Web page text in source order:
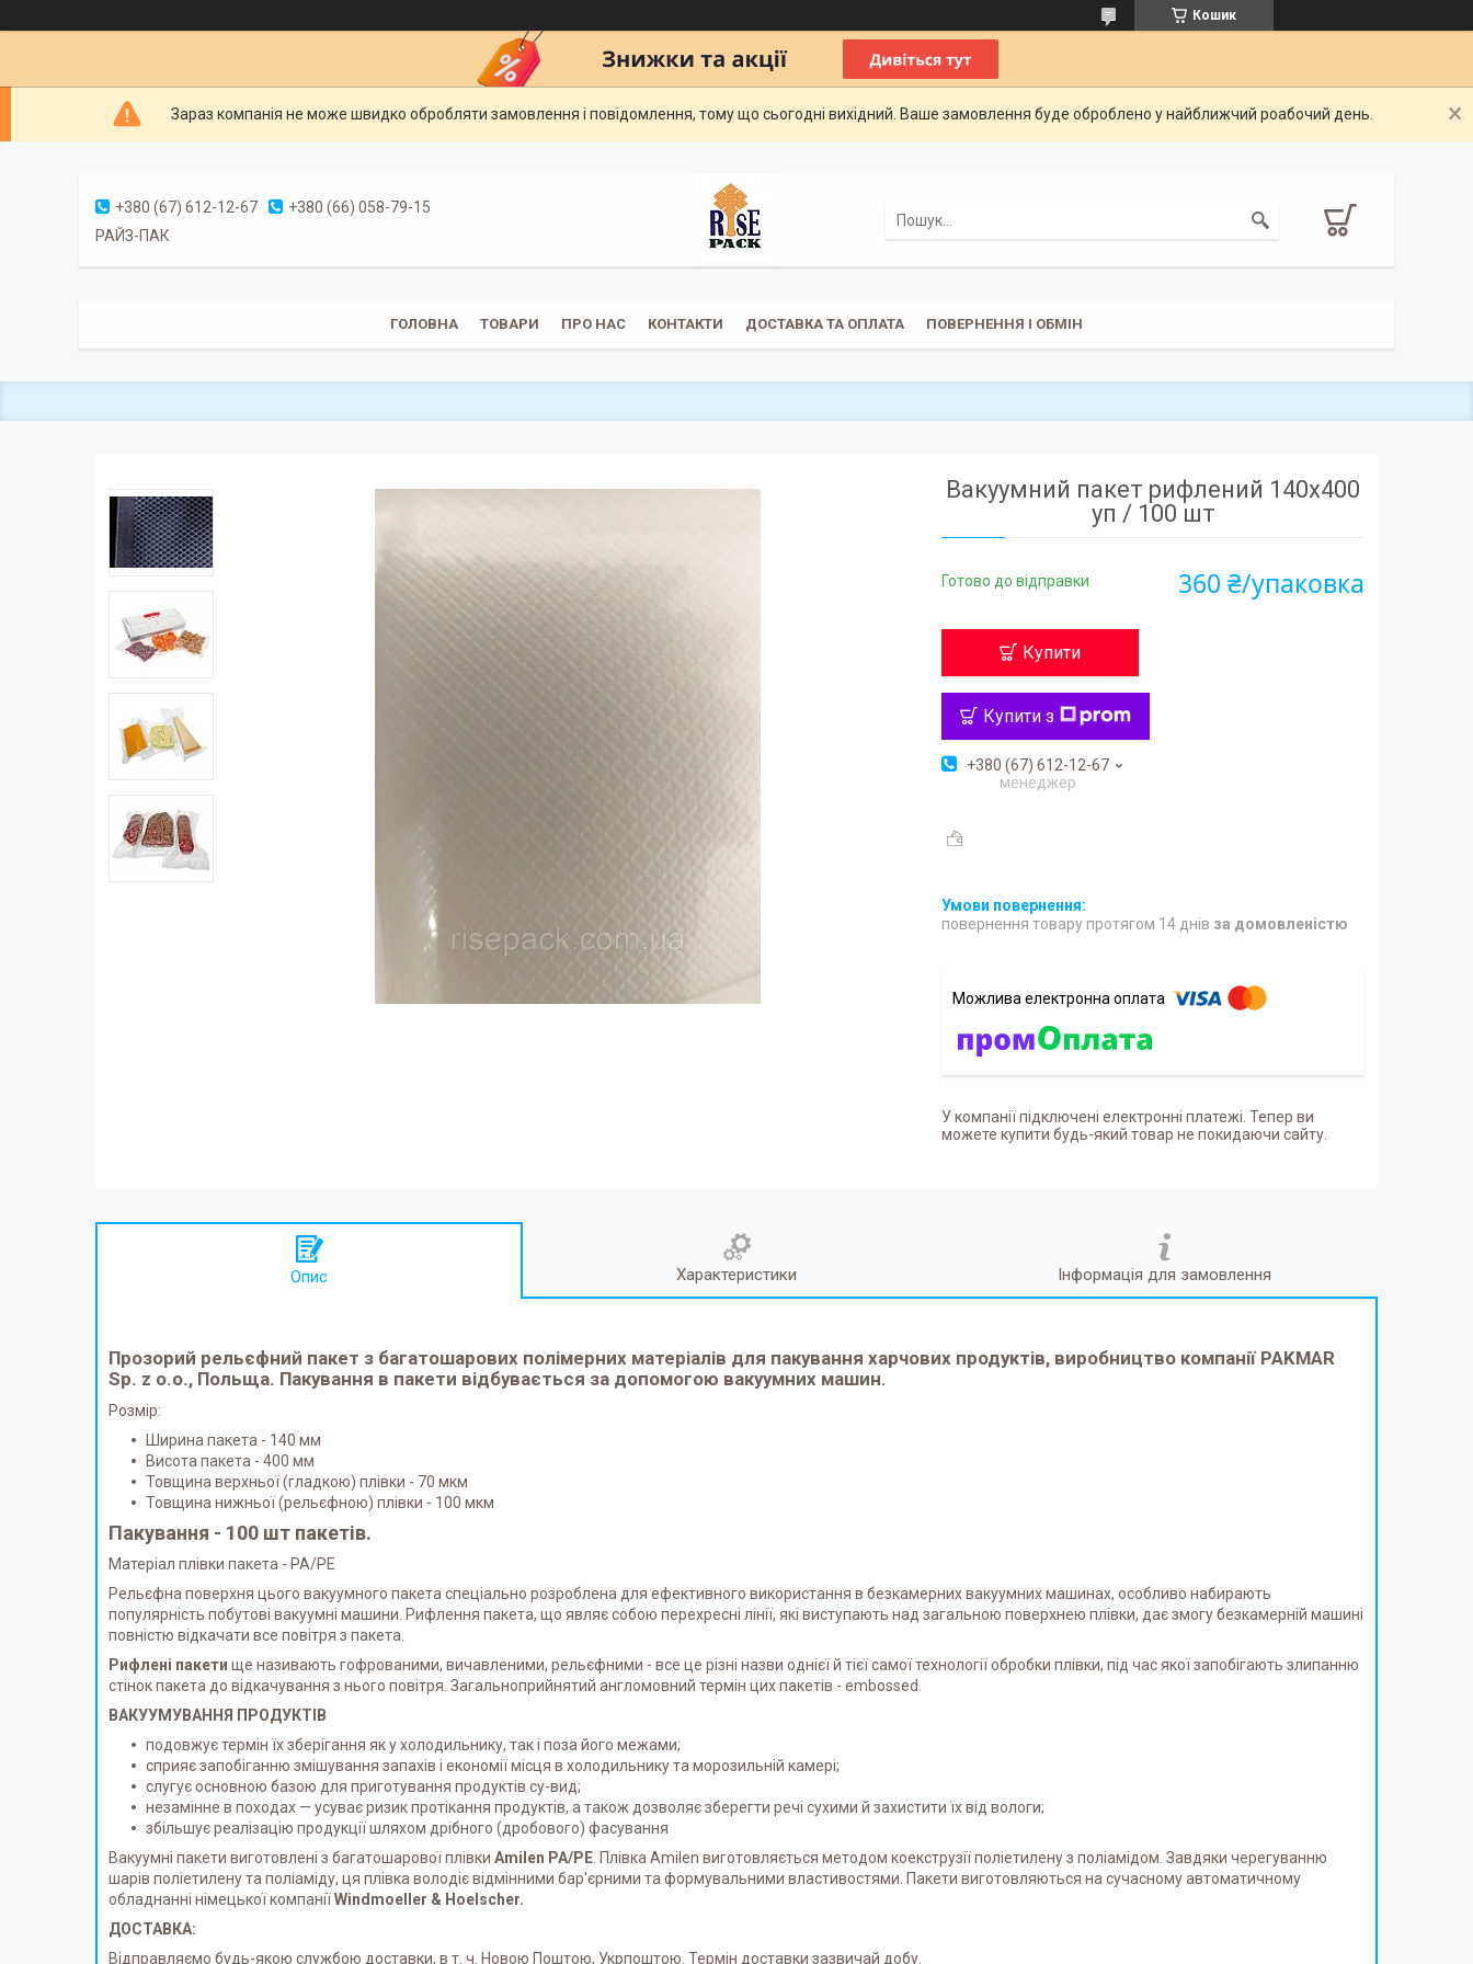
Кошик
Зараз компанія не може швидко обробляти замовлення і повідомлення, тому що сьогодні вихідний. Ваше замовлення буде оброблено у найближчий роабочий день.
+380 (67) 612-12-67
+380 (66) 058-79-15
РАЙЗ-ПАК
ГОЛОВНА ТОВАРИ ПРО НАС КОНТАКТИ ДОСТАВКА ТА ОПЛАТА ПОВЕРНЕННЯ І ОБМІН
Вакуумний пакет рифлений 140х400
уп / 100 шт
Готово до відправки 360 ₴/упаковка
Купити
Купити з
+380 (67) 612-12-67
менеджер
повернення товару протягом 14 днів за домовленістю
У компанії підключені електронні платежі. Тепер ви
можете купити будь-який товар не покидаючи сайту.
Опис Характеристики Інформація для замовлення
Прозорий рельєфний пакет з багатошарових полімерних матеріалів для пакування харчових продуктів, виробництво компанії PAKMAR
Sp. z o.o., Польща. Пакування в пакети відбувається за допомогою вакуумних машин.
Розмір:
Ширина пакета - 140 мм
Висота пакета - 400 мм
Товщина верхньої (гладкою) плівки - 70 мкм
Товщина нижньої (рельєфною) плівки - 100 мкм
Пакування - 100 шт пакетів.
Матеріал плівки пакета - РА/РЕ
Рельєфна поверхня цього вакуумного пакета спеціально розроблена для ефективного використання в безкамерних вакуумних машинах, особливо набирають
популярність побутові вакуумні машини. Рифлення пакета, що являє собою перехресні лінії, які виступають над загальною поверхнею плівки, дає змогу безкамерній машині
повністю відкачати все повітря з пакета.
Рифлені пакети ще називають гофрованими, вичавленими, рельєфними - все це різні назви однієї й тієї самої технології обробки плівки, під час якої запобігають злипанню
стінок пакета до відкачування з нього повітря. Загальноприйнятий англомовний термін цих пакетів - embossed.
ВАКУУМУВАННЯ ПРОДУКТІВ
подовжує термін їх зберігання як у холодильнику, так і поза його межами;
сприяє запобіганню змішування запахів і економії місця в холодильнику та морозильній камері;
слугує основною базою для приготування продуктів су-вид;
незамінне в походах — усуває ризик протікання продуктів, а також дозволяє зберегти речі сухими й захистити їх від вологи;
збільшує реалізацію продукції шляхом дрібного (дробового) фасування
Вакуумні пакети виготовлені з багатошарової плівки Amilen PA/PE . Плівка Amilen виготовляється методом коекструзії поліетилену з поліамідом. Завдяки черегуванню
шарів поліетилену та поліаміду, ця плівка володіє відмінними бар'єрними та формувальними властивостями. Пакети виготовляються на сучасному автоматичному
обладнанні німецької компаніїWindmoeller & Hoelscher.
ДОСТАВКА:
Відправляємо будь-якою службою доставки, в т. ч. Новою Поштою, Укрпоштою. Термін доставки зазвичай добу.